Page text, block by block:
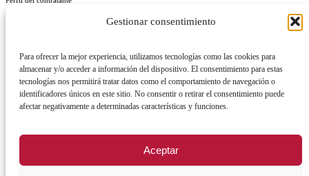
Gestionar consentimiento
Para ofrecer la mejor experiencia, utilizamos tecnologías como las cookies para
almacenar y/o acceder a información del dispositivo. El consentimiento para estas
tecnologías nos permitirá tratar datos como el comportamiento de navegación o
identificadores únicos en este sitio. No consentir o retirar el consentimiento puede
afectar negativamente a determinadas características y funciones.
Aceptar
REGISTRO DE ACTIVIDADES DE TRATAMIENTO